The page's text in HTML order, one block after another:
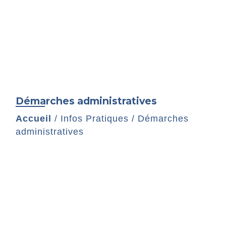
Démarches administratives
Accueil / Infos Pratiques / Démarches
administratives